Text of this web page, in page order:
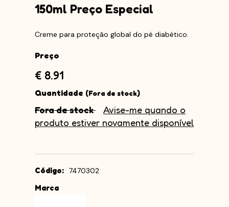
150ml Preço Especial
Creme para proteção global do pé diabético.
Preço
€ 8.91
Quantidade (Fora de stock)
Fora de stock
Avise-me quando o
produto estiver novamente disponível
Código: 7470302
Marca